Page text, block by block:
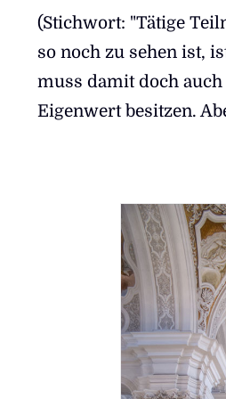
(Stichwort: "Tätige
so noch zu sehen ist,
muss damit doch
Eigenwert besitzen.